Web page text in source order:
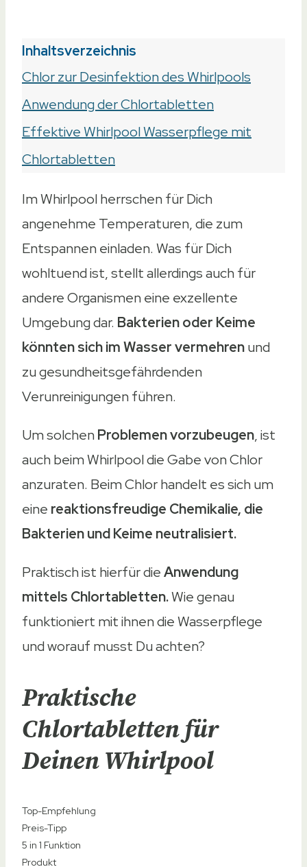
Inhaltsverzeichnis
Chlor zur Desinfektion des Whirlpools
Anwendung der Chlortabletten
Effektive Whirlpool Wasserpflege mit
Chlortabletten
Im Whirlpool herrschen für Dich
angenehme Temperaturen, die zum
Entspannen einladen. Was für Dich
wohltuend ist, stellt allerdings auch für
andere Organismen eine exzellente
Umgebung dar. Bakterien oder Keime
könnten sich im Wasser vermehrenund
zu gesundheitsgefährdenden
Verunreinigungen führen.
Um solchenProblemen vorzubeugen, ist
auch beim Whirlpool die Gabe von Chlor
anzuraten. Beim Chlor handelt es sich um
eine reaktionsfreudige Chemikalie, die
Bakterien und Keime neutralisiert.
Praktisch ist hierfür dieAnwendung
mittels Chlortabletten.Wie genau
funktioniert mit ihnen die Wasserpflege
und worauf musst Du achten?
Praktische
Chlortabletten für
Deinen Whirlpool